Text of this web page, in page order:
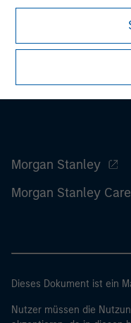
Morgan Stanley
Morgan Stanley
Dieses Dokument ist ein
Nutzer müssen die